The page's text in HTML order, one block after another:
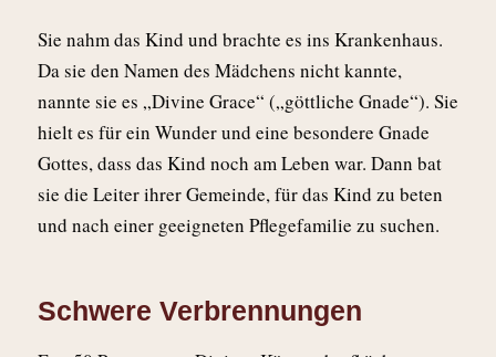
Sie nahm das Kind und brachte es ins Krankenhaus.
Da sie den Namen des Mädchens nicht kannte,
nannte sie es „Divine Grace“ („göttliche Gnade“). Sie
hielt es für ein Wunder und eine besondere Gnade
Gottes, dass das Kind noch am Leben war. Dann bat
sie die Leiter ihrer Gemeinde, für das Kind zu beten
und nach einer geeigneten Pflegefamilie zu suchen.
Schwere Verbrennungen